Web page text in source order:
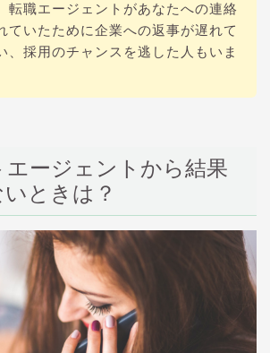
転職エージェントがあなたへの連絡
ていたために企業への返事が遅れて
、採用のチャンスを逃した人もいま
エージェントから結果
ときは？